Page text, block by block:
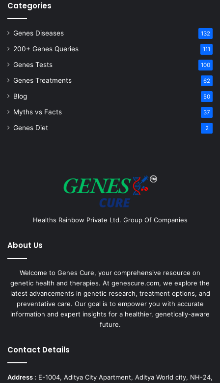
Categories
Genes Diseases 132
200+ Genes Queries 111
Genes Tests 100
Genes Treatments 62
Blog 50
Myths vs Facts 37
Genes Diet 2
Healths Rainbow Private Ltd. Group Of Companies
About Us
Welcome to Genes Cure, your comprehensive resource on
genetic health and therapies. At genescure.com, we explore the
latest advancements in genetic research, treatment options, and
preventative care. Our goal is to empower you with accurate
information and expert insights for a healthier, genetically-aware
future.
Contact Details
Address : E-1004, Aditya City Apartment, Aditya World city, NH-24,